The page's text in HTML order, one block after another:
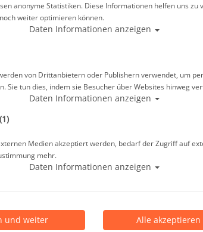
Artikelnr.: pol-12144
64,95 €*
Lieferbar in 1-3 Werktage, der
Prämienpunkte: 65
Stk.
anonyme Statistiken. Diese Informationen helfen uns zu
weiter optimieren können.
Daten Informationen anzeigen
von Drittanbietern oder Publishern verwendet, um
Sie tun dies, indem sie Besucher über Websites hinweg
Daten Informationen anzeigen
Medien akzeptiert werden, bedarf der Zugriff auf
mehr.
Daten Informationen anzeigen
und weiter Alle akzeptieren